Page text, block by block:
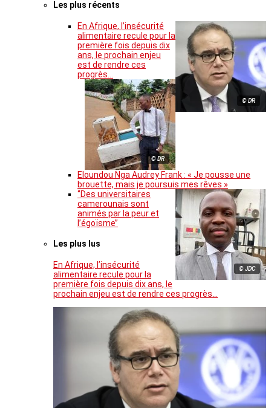
Les plus récents
© DR
En Afrique, l’insécurité
alimentaire recule pour la
première fois depuis dix
ans, le prochain enjeu
est de rendre ces
progrès…
© DR
Eloundou Nga Audrey Frank : « Je pousse une
brouette, mais je poursuis mes rêves »
© JDC
‘’Des universitaires
camerounais sont
animés par la peur et
l’égoïsme’’
Les plus lus
En Afrique, l’insécurité
alimentaire recule pour la
première fois depuis dix ans, le
prochain enjeu est de rendre ces progrès…